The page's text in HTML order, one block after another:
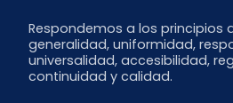
Respondemos a los principios
generalidad, uniformidad,
universalidad, accesibilidad,
continuidad y calidad.